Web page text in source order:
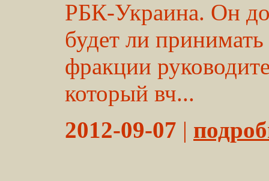
РБК-Украина. Он
будет ли принимать
фракции
который вч...
2012-09-07 |